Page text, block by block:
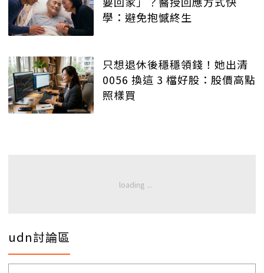
學：避免抱憾終生
只想退休後穩穩領錢！她出清
0056 換這 3 檔好股：股價高點
照樣買
udn討論區